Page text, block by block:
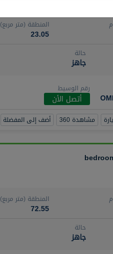
المنطقة (متر مربع)
23.05
حالة
جاهز
رقم الوسيط
أتصل الأن
مشاهدة 360 أضف إلى المفضلة
المنطقة (متر مربع)
72.55
حالة
جاهز